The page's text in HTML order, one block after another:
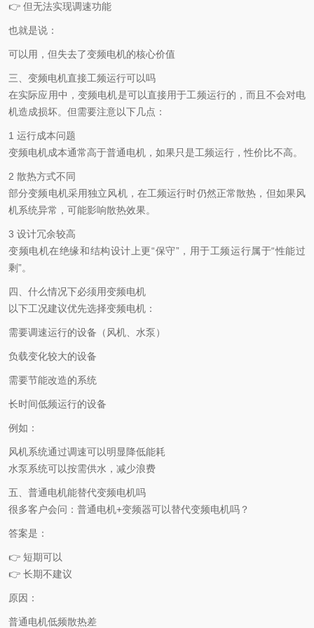
👉 但无法实现调速功能
也就是说：
可以用，但失去了变频电机的核心价值
三、变频电机直接工频运行可以吗
在实际应用中，变频电机是可以直接用于工频运行的，而且不会对电
机造成损坏。但需要注意以下几点：
1 运行成本问题
变频电机成本通常高于普通电机，如果只是工频运行，性价比不高。
2 散热方式不同
部分变频电机采用独立风机，在工频运行时仍然正常散热，但如果风
机系统异常，可能影响散热效果。
3 设计冗余较高
变频电机在绝缘和结构设计上更“保守”，用于工频运行属于“性能过
剩”。
四、什么情况下必须用变频电机
以下工况建议优先选择变频电机：
需要调速运行的设备（风机、水泵）
负载变化较大的设备
需要节能改造的系统
长时间低频运行的设备
例如：
风机系统通过调速可以明显降低能耗
水泵系统可以按需供水，减少浪费
五、普通电机能替代变频电机吗
很多客户会问：普通电机+变频器可以替代变频电机吗？
答案是：
👉 短期可以
👉 长期不建议
原因：
普通电机低频散热差